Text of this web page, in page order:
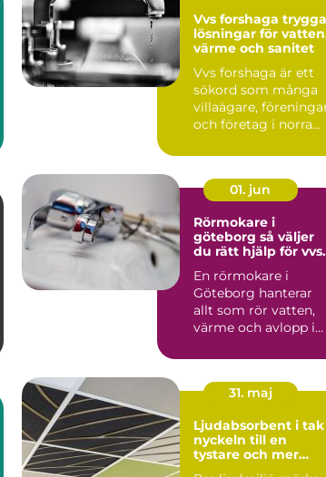
Vvs forshaga trygga
lösningar för
värme och sanitet
Vvs forshaga är ett
sökord som många
villaägare,
och företag i norra
nä...
01. jun
Rörmokare i
göteborg så väljer
du rätt hjälp för vvs
En rörmokare i
Göteborg hanterar
allt som rör vatten,
värme och avlopp i
lägenheter och...
31. maj
Ljudabsorbent i tak
nyckeln till en
tystare och mer